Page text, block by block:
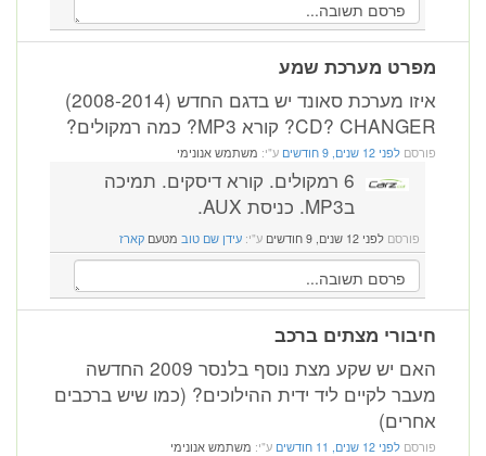
מפרט מערכת שמע
איזו מערכת סאונד יש בדגם החדש (2008-2014)
CD? CHANGER? קורא MP3? כמה רמקולים?
פורסם לפני 12 שנים, 9 חודשים ע"י: משתמש אנונימי
6 רמקולים. קורא דיסקים. תמיכה
בMP3. כניסת AUX.
פורסם לפני 12 שנים, 9 חודשים ע"י: עידן שם טוב מטעם קארז
חיבורי מצתים ברכב
האם יש שקע מצת נוסף בלנסר 2009 החדשה
מעבר לקיים ליד ידית ההילוכים? (כמו שיש ברכבים
אחרים)
פורסם לפני 12 שנים, 11 חודשים ע"י: משתמש אנונימי